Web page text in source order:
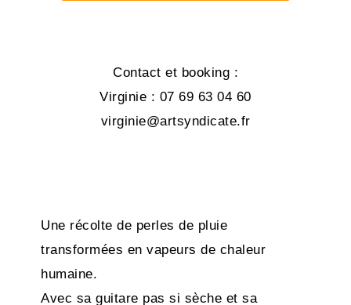
Contact et booking :
Virginie : 07 69 63 04 60
virginie@artsyndicate.fr
Une récolte de perles de pluie
transformées en vapeurs de chaleur
humaine.
Avec sa guitare pas si sèche et sa